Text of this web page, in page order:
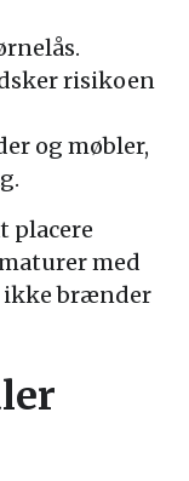
risikoen
og møbler,
placere
med
ikke brænder